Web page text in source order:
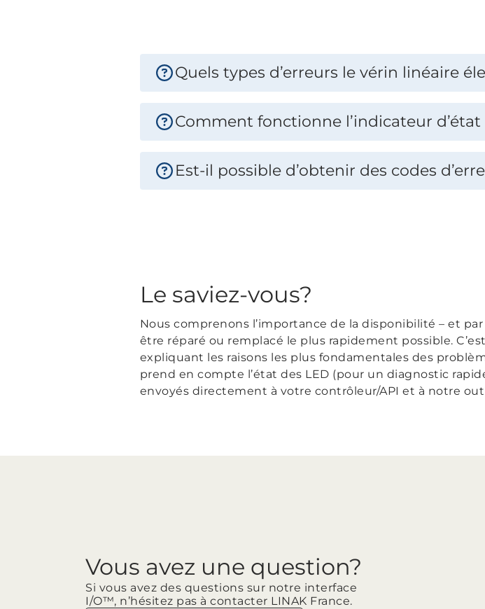
Quels types d’erreurs le vérin linéaire
Comment fonctionne l’indicateur d’état
Est-il possible d’obtenir des codes
Le saviez-vous?
Nous comprenons l’importance de la disponibilité – et
être réparé ou remplacé le plus rapidement possible.
expliquant les raisons les plus fondamentales des
prend en compte l’état des LED (pour un diagnostic
envoyés directement à votre contrôleur/API et à notre
Vous avez une question?
Si vous avez des questions sur notre interface
I/O™, n’hésitez pas à contacter LINAK France.